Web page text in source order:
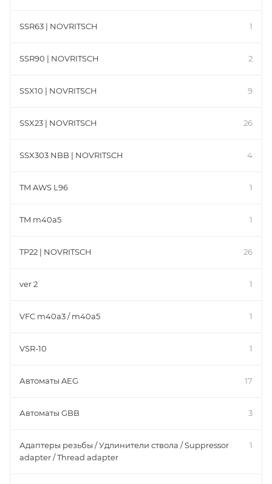
SSR63 | NOVRITSCH 1
SSR90 | NOVRITSCH 2
SSX10 | NOVRITSCH 9
SSX23 | NOVRITSCH 26
SSX303 NBB | NOVRITSCH 4
TM AWS L96 1
TM m40a5 1
TP22 | NOVRITSCH 26
ver 2 1
VFC m40a3 / m40a5 1
VSR-10 1
Автоматы AEG 17
Автоматы GBB 3
Адаптеры резьбы / Удлинители ствола / Suppressor
adapter / Thread adapter
1